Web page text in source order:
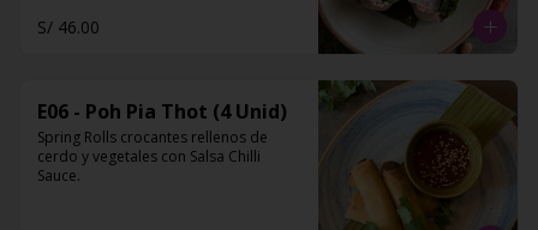
S/ 46.00
E06 - Poh Pia Thot (4 Unid)
Spring Rolls crocantes rellenos de
cerdo y vegetales con Salsa Chilli
Sauce.